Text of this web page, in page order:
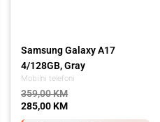
Mobilni telefoni
Samsung Galaxy A17
4/128GB, Gray
359,00KM
285,00KM